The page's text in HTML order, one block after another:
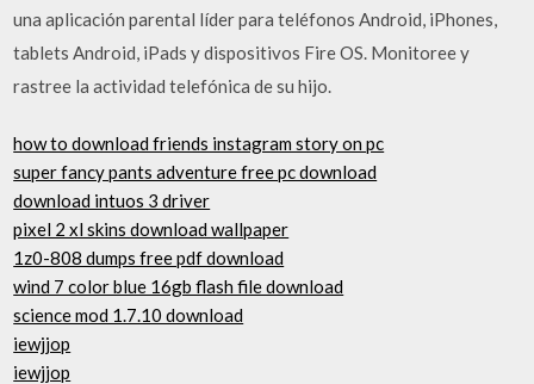
una aplicación parental líder para teléfonos Android, iPhones,
tablets Android, iPads y dispositivos Fire OS. Monitoree y
rastree la actividad telefónica de su hijo.
how to download friends instagram story on pc
super fancy pants adventure free pc download
download intuos 3 driver
pixel 2 xl skins download wallpaper
1z0-808 dumps free pdf download
wind 7 color blue 16gb flash file download
science mod 1.7.10 download
iewjjop
iewjjop